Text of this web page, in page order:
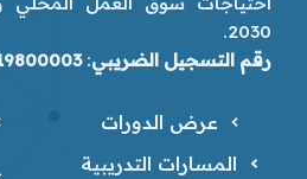
2030.
رقم التسجيل الضريبي:
عرض الدورات
المسارات التدريبية